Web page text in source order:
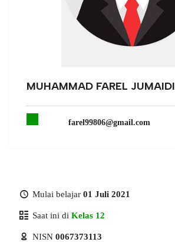
MUHAMMAD FAREL JUMAIDI
farel99806@gmail.com
Mulai belajar 01 Juli 2021
Saat ini di Kelas 12
NISN 0067373113